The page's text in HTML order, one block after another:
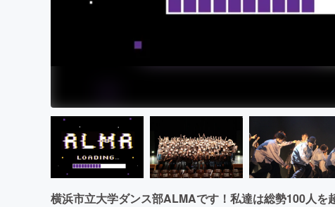
横浜市立大学ダンス部ALMAです！私達は総勢100人を